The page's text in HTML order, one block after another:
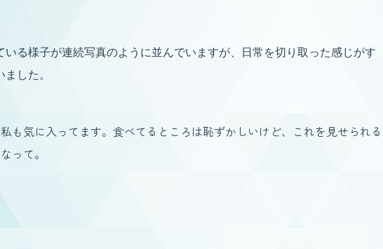
いる様子が連続写真のように並んでいますが、日常を切り取った感じがす
した。
も気に入ってます。食べてるところは恥ずかしいけど、これを見せられる
って。